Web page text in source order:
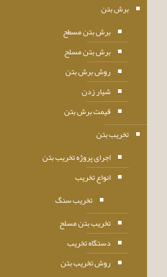
برش بتن
برش بتن مسطح
برش بتن مسلح
روش برش بتن
شیار زدن
قیمت برش بتن
تخریب بتن
اجرای پروژه تخریب بتن
انواع تخریب
تخریب سنگ
تخریب بتن مسلح
دستگاه تخریب
روش تخریب بتن